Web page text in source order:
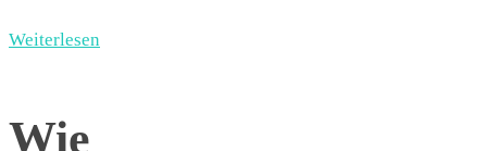
Weiterlesen
Wie